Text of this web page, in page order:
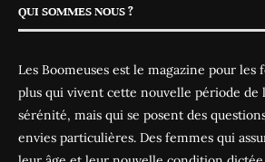
QUI SOMMES NOUS ?
Les Boomeuses est le magazine pour les
plus qui vivent cette nouvelle période de
sérénité, mais qui se posent des
envies particulières. Des femmes qui